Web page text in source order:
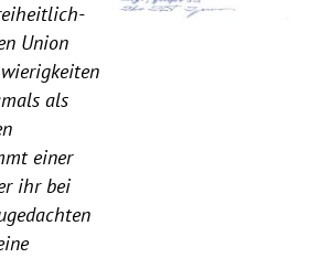
Union
als
einer
ihr bei